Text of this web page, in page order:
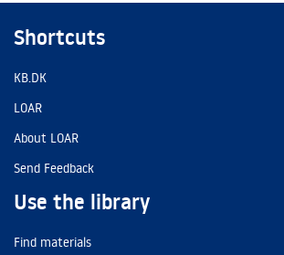
Shortcuts
KB.DK
LOAR
About LOAR
Send Feedback
Use the library
Find materials